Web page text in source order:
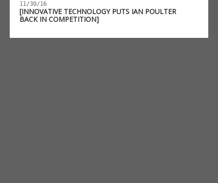
11/30/16
[INNOVATIVE TECHNOLOGY PUTS IAN POULTER
BACK IN COMPETITION]